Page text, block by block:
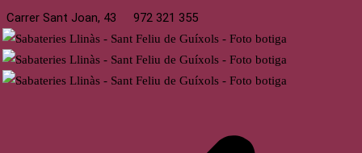
Carrer Sant Joan, 43 972 321 355